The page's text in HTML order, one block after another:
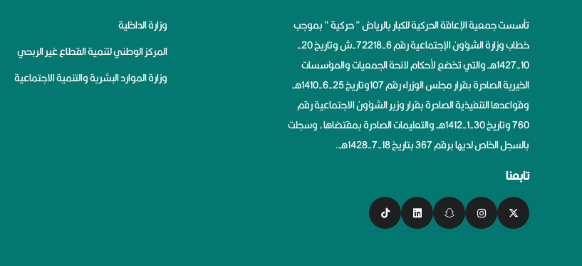
تأسست جمعية الإعاقة الحركية للكبار بالرياض ” حركية ” بموجب
خطاب وزارة الشؤون الإجتماعية رقم 6-72218-ش وتاريخ 20-
10-1427هــ والتي تخضع لأحكام لائحة الجمعيات والمؤسسات
الخيرية الصادرة بقرار مجلس الوزراء رقم 107وتاريخ 25-6-1410هــ
وقواعدها التنفيذية الصادرة بقرار وزير الشؤون الاجتماعية رقم
760 وتاريخ 30-1-1412هــ والتعليمات الصادرة بمقتضاها، وسجلت
بالسجل الخاص لديها برقم 367 بتاريخ 18-7-1428هــ.
تابعنا
وزارة الداخلية
المركز الوطني لتنمية القطاع غير الربحي
وزارة الموارد البشرية والتنمية الاجتماعية